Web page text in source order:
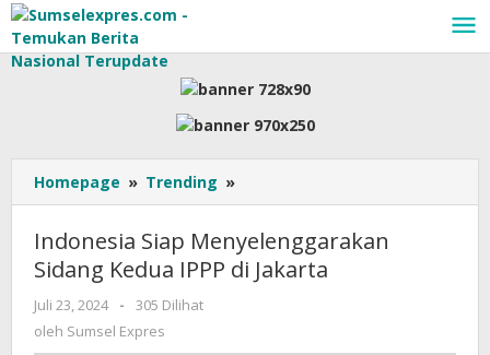
Lewati
ke
konten
Homepage » Trending »
Siap
Sidang
Kedua
Indonesia Siap Menyelenggarakan
Sidang Kedua IPPP di Jakarta
Juli 23, 2024
oleh
Sumsel
Expres
-
305 Dilihat
oleh Sumsel Expres